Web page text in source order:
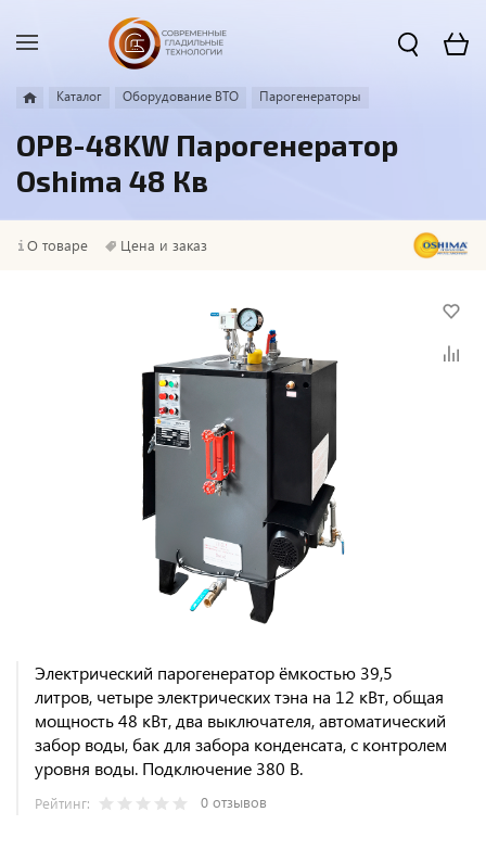
Каталог Оборудование ВТО Парогенераторы
OPB-48KW Парогенератор
Oshima 48 Кв
О товаре Цена и заказ
Электрический парогенератор ёмкостью 39,5
литров, четыре электрических тэна на 12 кВт, общая
мощность 48 кВт, два выключателя, автоматический
забор воды, бак для забора конденсата, с контролем
уровня воды. Подключение 380 В.
Рейтинг: 0 отзывов